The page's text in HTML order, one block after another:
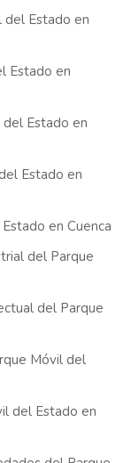
del Estado en
Estado en
Estado en
Estado en
en Cuenca
del Parque
del Parque
Móvil del
del Estado en